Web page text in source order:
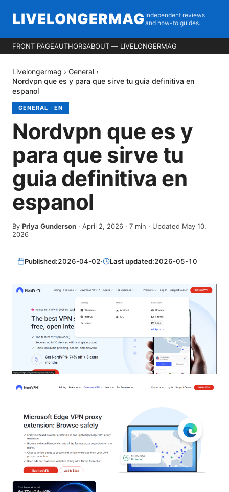
LIVELONGERMAG Independent reviews
and how-to guides.
FRONT PAGEAUTHORSABOUT — LIVELONGERMAG
Livelongermag › General ›
Nordvpn que es y para que sirve tu guia definitiva en
espanol
GENERAL · EN
Nordvpn que es y
para que sirve tu
guia definitiva en
espanol
By Priya Gunderson · April 2, 2026 · 7 min · Updated May 10,
2026
Published:2026-04-02· Last updated:2026-05-10